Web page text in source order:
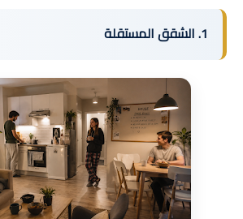
1. الشقق المستقلة